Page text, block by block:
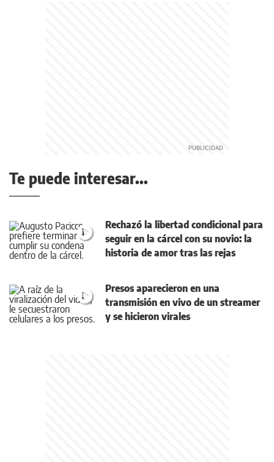
Te puede interesar...
Rechazó la libertad condicional para
seguir en la cárcel con su novio: la
historia de amor tras las rejas
Presos aparecieron en una
transmisión en vivo de un streamer
y se hicieron virales